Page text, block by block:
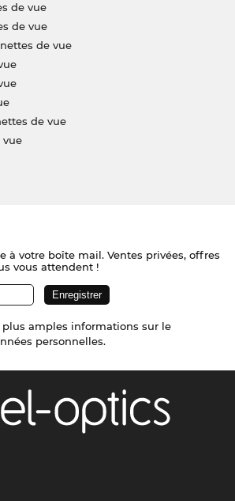
de vue
de vue
de vue
de vue
vue
à votre boîte mail. Ventes privées, offres
vous attendent !
plus amples informations sur le
personnelles.